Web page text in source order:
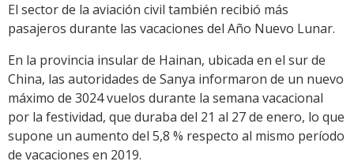
El sector de la aviación civil también recibió más
pasajeros durante las vacaciones del Año Nuevo Lunar.
En la provincia insular de Hainan, ubicada en el sur de
China, las autoridades de Sanya informaron de un nuevo
máximo de 3024 vuelos durante la semana vacacional
por la festividad, que duraba del 21 al 27 de enero, lo que
supone un aumento del 5,8 % respecto al mismo período
de vacaciones en 2019.